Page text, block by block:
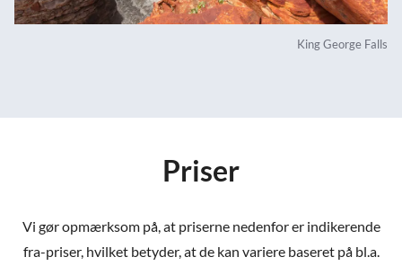
King George Falls
Priser
Vi gør opmærksom på, at priserne nedenfor er indikerende
fra-priser, hvilket betyder, at de kan variere baseret på bl.a.